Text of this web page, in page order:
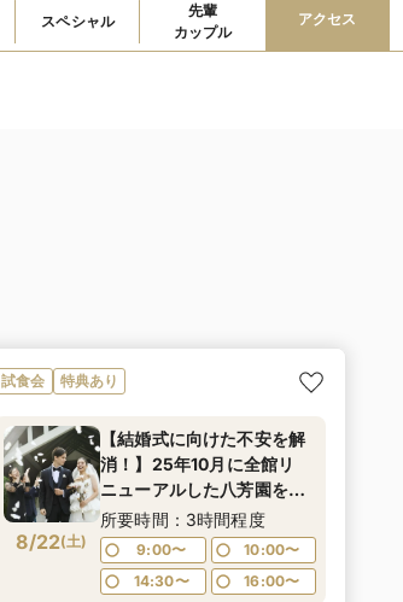
スペシャル
先輩
カップル
アクセス
試食会 特典あり
8/22(土)
【結婚式に向けた不安を解
消！】25年10月に全館リ
ニューアルした八芳園を満
喫！四季を感じる広大な日
本庭園散策や八芳園伝統の
味をお楽しみいただける特
別試食会付お悩み相談フェ
所要時間：3時間程度
9:00〜
10:00〜
14:30〜
16:00〜